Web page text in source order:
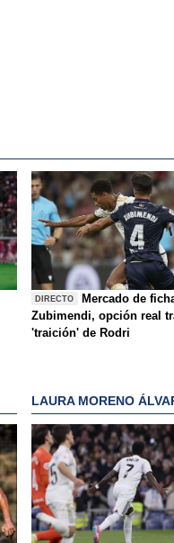
DIRECTO
Mercado de
Zubimendi, opción real
'traición' de Rodri
LAURA MORENO